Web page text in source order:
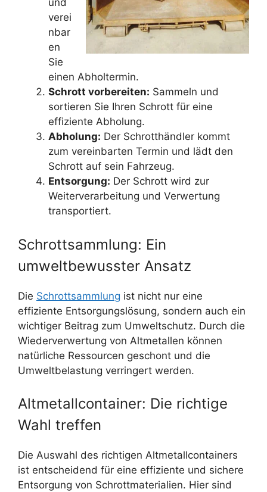
und
verei
nbar
en
Sie
einen Abholtermin.
Schrott vorbereiten: Sammeln und
sortieren Sie Ihren Schrott für eine
effiziente Abholung.
Abholung: Der Schrotthändler kommt
zum vereinbarten Termin und lädt den
Schrott auf sein Fahrzeug.
Entsorgung: Der Schrott wird zur
Weiterverarbeitung und Verwertung
transportiert.
Schrottsammlung: Ein
umweltbewusster Ansatz
Die Schrottsammlung ist nicht nur eine
effiziente Entsorgungslösung, sondern auch ein
wichtiger Beitrag zum Umweltschutz. Durch die
Wiederverwertung von Altmetallen können
natürliche Ressourcen geschont und die
Umweltbelastung verringert werden.
Altmetallcontainer: Die richtige
Wahl treffen
Die Auswahl des richtigen Altmetallcontainers
ist entscheidend für eine effiziente und sichere
Entsorgung von Schrottmaterialien. Hier sind